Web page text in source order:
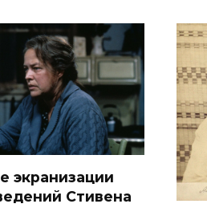
экранизации
Стивена